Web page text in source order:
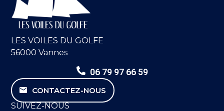
LES VOILES DU GOLFE
56000 Vannes
06 79 97 66 59
CONTACTEZ-NOUS
SUIVEZ-NOUS